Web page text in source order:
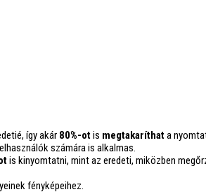
így akár 80%-otis megtakaríthata
számára is alkalmas.
is kinyomtatni, mint az eredeti, miközben
fényképeihez.